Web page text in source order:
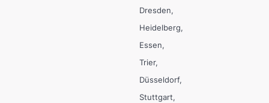
Dresden
Heidelberg
Essen
Trier
Düsseldorf
Stuttgart